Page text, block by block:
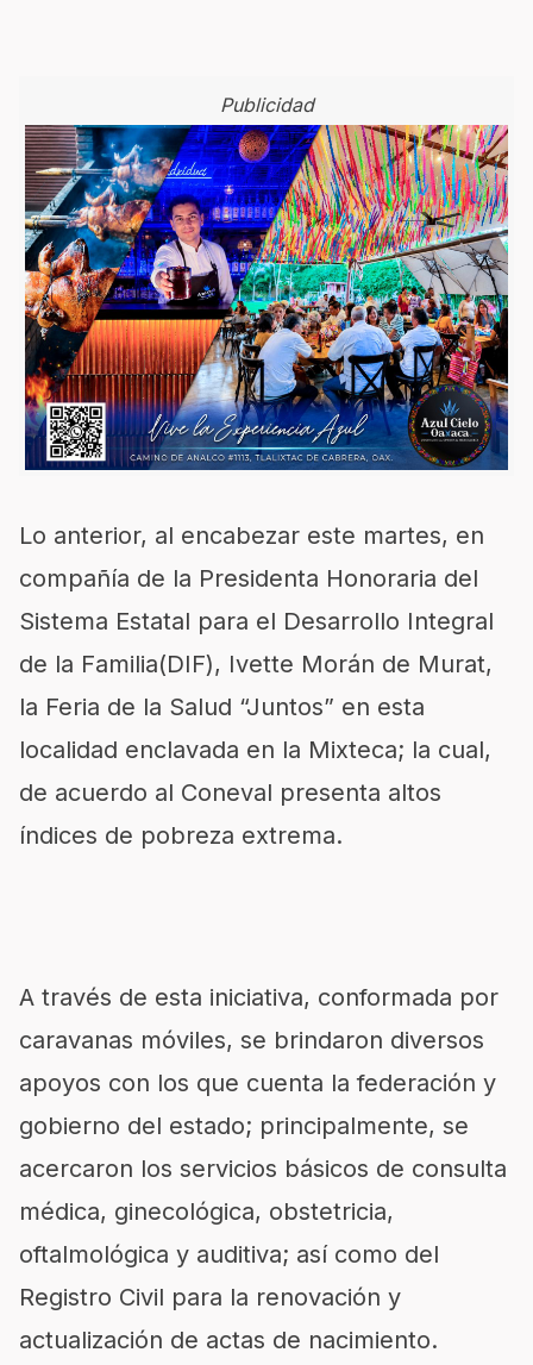
Publicidad
Lo anterior, al encabezar este martes, en
compañía de la Presidenta Honoraria del
Sistema Estatal para el Desarrollo Integral
de la Familia(DIF), Ivette Morán de Murat,
la Feria de la Salud “Juntos” en esta
localidad enclavada en la Mixteca; la cual,
de acuerdo al Coneval presenta altos
índices de pobreza extrema.
A través de esta iniciativa, conformada por
caravanas móviles, se brindaron diversos
apoyos con los que cuenta la federación y
gobierno del estado; principalmente, se
acercaron los servicios básicos de consulta
médica, ginecológica, obstetricia,
oftalmológica y auditiva; así como del
Registro Civil para la renovación y
actualización de actas de nacimiento.